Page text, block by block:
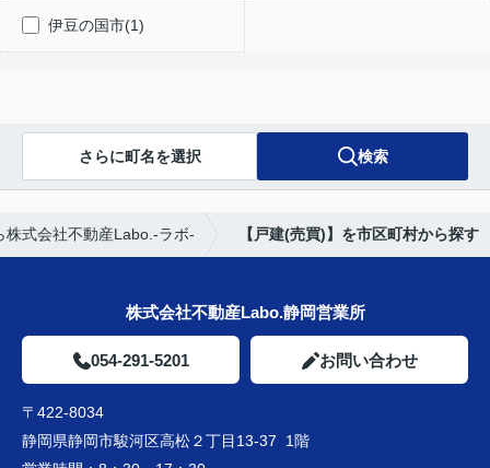
伊豆の国市(1)
さらに町名を選択 検索
式会社不動産Labo.-ラボ- 【戸建(売買)】を市区町村から探す
株式会社不動産Labo.静岡営業所
054-291-5201 お問い合わせ
〒422-8034
静岡県静岡市駿河区高松２丁目13-37 1階